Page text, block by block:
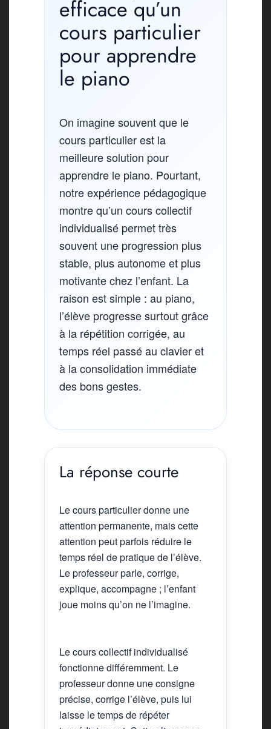
efficace qu’un
cours particulier
pour apprendre
le piano
On imagine souvent que le
cours particulier est la
meilleure solution pour
apprendre le piano. Pourtant,
notre expérience pédagogique
montre qu’un cours collectif
individualisé permet très
souvent une progression plus
stable, plus autonome et plus
motivante chez l’enfant. La
raison est simple : au piano,
l’élève progresse surtout grâce
à la répétition corrigée, au
temps réel passé au clavier et
à la consolidation immédiate
des bons gestes.
La réponse courte
Le cours particulier donne une
attention permanente, mais cette
attention peut parfois réduire le
temps réel de pratique de l’élève.
Le professeur parle, corrige,
explique, accompagne ; l’enfant
joue moins qu’on ne l’imagine.
Le cours collectif individualisé
fonctionne différemment. Le
professeur donne une consigne
précise, corrige l’élève, puis lui
laisse le temps de répéter